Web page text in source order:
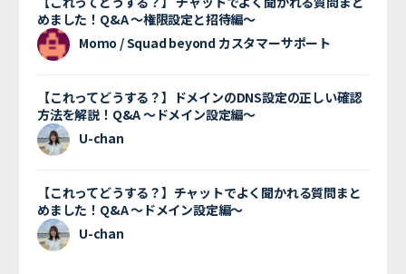
めました！Q&A 〜権限設定と招待編〜
Momo / Squad beyond カスタマーサポート
【これってどうする？】ドメインのDNS設定の正しい確認
方法を解説！Q&A 〜ドメイン設定編〜
U-chan
【これってどうする？】チャットでよく聞かれる質問まと
めました！Q&A 〜ドメイン設定編〜
U-chan